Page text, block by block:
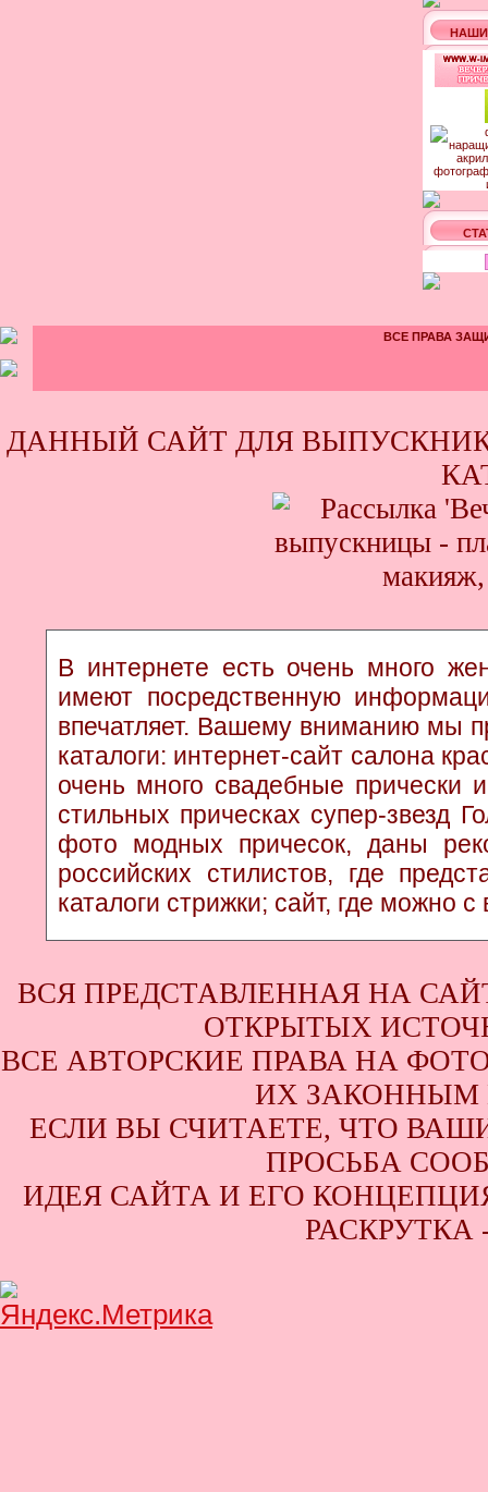
ВСЕ ПРАВА
ДАННЫЙ САЙТ ДЛЯ
В интернете есть очень много
имеют посредственную
впечатляет. Вашему вниманию мы
каталоги: интернет-сайт салона
очень много свадебные прически
стильных прическах супер-звезд
фото модных причесок, даны
российских стилистов, где
каталоги стрижки; сайт, где можно
ВСЯ ПРЕДСТАВЛЕННАЯ НА
ОТКРЫТЫХ
ВСЕ АВТОРСКИЕ ПРАВА НА
ИХ ЗАКОННЫМ
ЕСЛИ ВЫ СЧИТАЕТЕ, ЧТО
ПРОСЬБА
ИДЕЯ САЙТА И ЕГО КОНЦЕПЦИЯ
РАСКРУТКА -